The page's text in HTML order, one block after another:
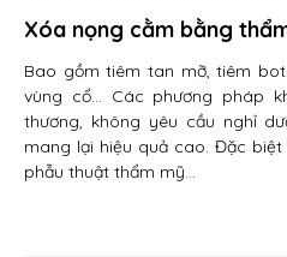
Xóa nọng cằm bằng
Bao gồm tiêm tan mỡ, tiêm
vùng cổ… Các phương pháp
thương, không yêu cầu nghỉ
mang lại hiệu quả cao. Đặc
phẫu thuật thẩm mỹ…